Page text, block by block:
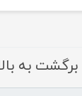
برگشت به